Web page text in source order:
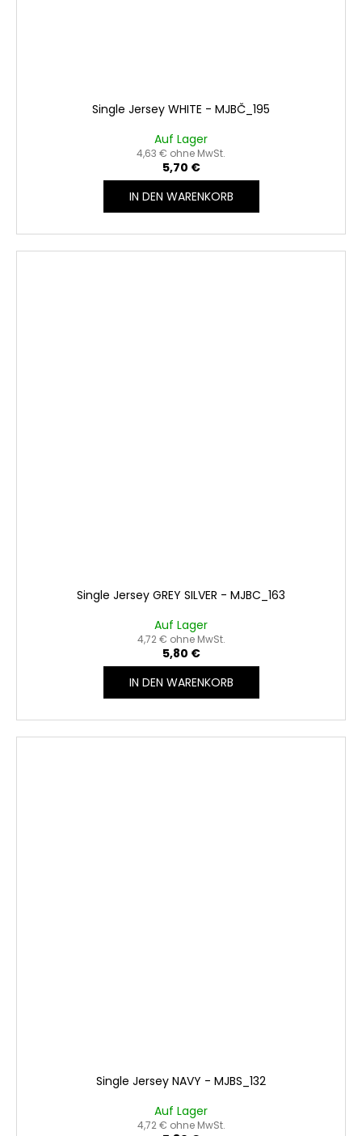
Single Jersey WHITE - MJBČ_195
Auf Lager
4,63 € ohne MwSt.
5,70 €
IN DEN WARENKORB
Single Jersey GREY SILVER - MJBC_163
Auf Lager
4,72 € ohne MwSt.
5,80 €
IN DEN WARENKORB
Single Jersey NAVY - MJBS_132
Auf Lager
4,72 € ohne MwSt.